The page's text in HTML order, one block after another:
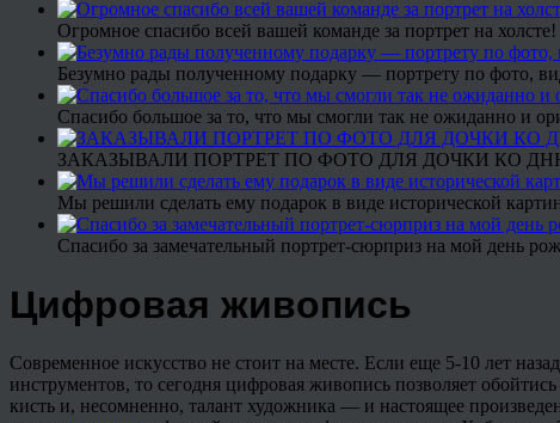
Огромное спасибо всей вашей команде за портрет на холсте!
Безумно рады полученному подарку — портрету по фото,
Спасибо большое за то, что мы смогли так не ожиданно и
ЗАКАЗЫВАЛИ ПОРТРЕТ ПО ФОТО ДЛЯ ДОЧКИ КО
Мы решили сделать ему подарок в виде исторической
Спасибо за замечательный портрет-сюрприз на мой день
Цифровая живопись
Современное искусство не стоит на месте. Если еще 5-10 лет
инструментов, то сегодня цифровая живопись позволяет
кисть и, несомненно, талант художника — и настоящее